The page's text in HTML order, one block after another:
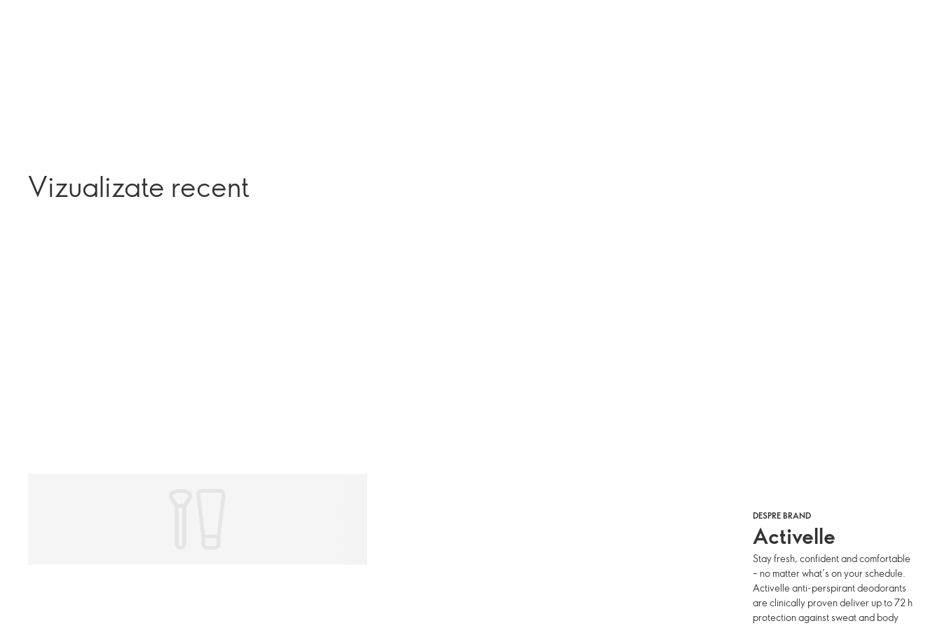
Vizualizate recent
DESPRE BRAND
Activelle
Stay fresh, confident and comfortable
– no matter what’s on your schedule.
Activelle anti-perspirant deodorants
are clinically proven deliver up to 72 h
protection against sweat and body